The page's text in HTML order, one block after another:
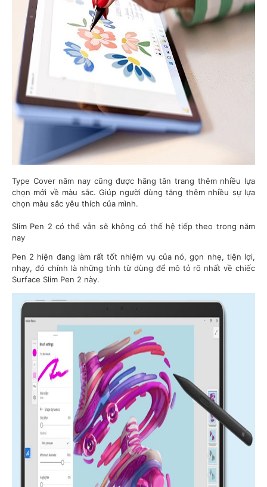
Type Cover năm nay cũng được hãng tân trang thêm nhiều lựa
chọn mới về màu sắc. Giúp người dùng tăng thêm nhiều sự lựa
chọn màu sắc yêu thích của mình.
Slim Pen 2 có thể vẫn sẽ không có thế hệ tiếp theo trong năm
nay
Pen 2 hiện đang làm rất tốt nhiệm vụ của nó, gọn nhẹ, tiện lợi,
nhạy, đó chính là những tính từ dùng để mô tỏ rõ nhất về chiếc
Surface Slim Pen 2 này.